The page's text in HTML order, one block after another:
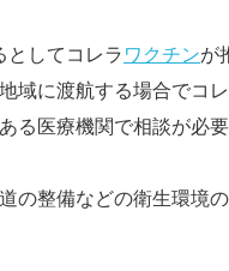
してコレラワクチンが
域に渡航する場合でコ
る医療機関で相談が必
の整備などの衛生環境